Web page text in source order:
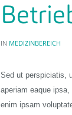
IN MEDIZINBEREICH
Sed ut perspiciatis,
aperiam eaque
enim ipsam